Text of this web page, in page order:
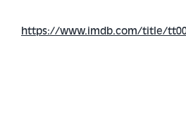
https://www.imdb.com/title/